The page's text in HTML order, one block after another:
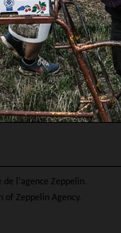
l'agence Zeppelin.
Zeppelin Agency.